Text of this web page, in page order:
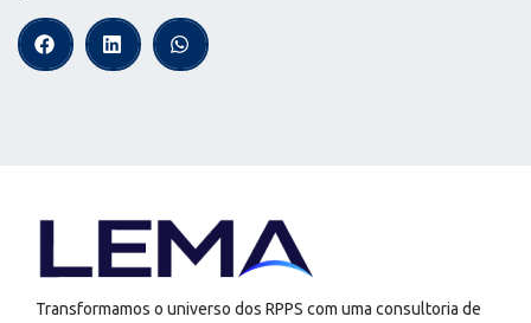
Transformamos o universo dos RPPS com uma consultoria de